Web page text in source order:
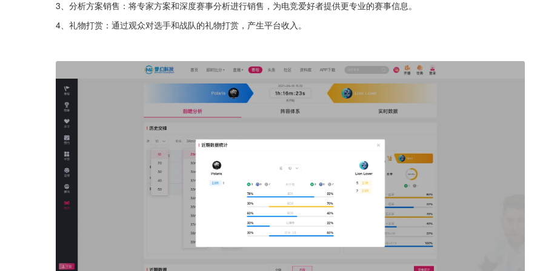
3、分析方案销售：将专家方案和深度赛事分析进行销售，为电竞爱好者提供更专业的赛事信息。
4、礼物打赏：通过观众对选手和战队的礼物打赏，产生平台收入。